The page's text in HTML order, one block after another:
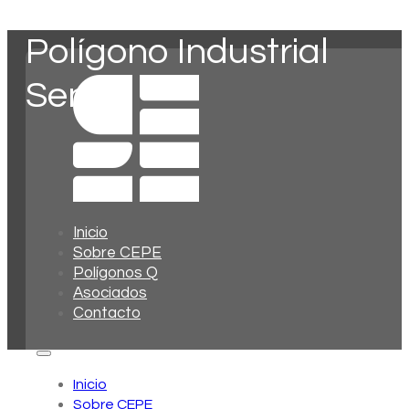
Inicio
Sobre CEPE
Polígonos Q
Asociados
Contacto
Inicio
Sobre CEPE
Polígono Industrial
Sena